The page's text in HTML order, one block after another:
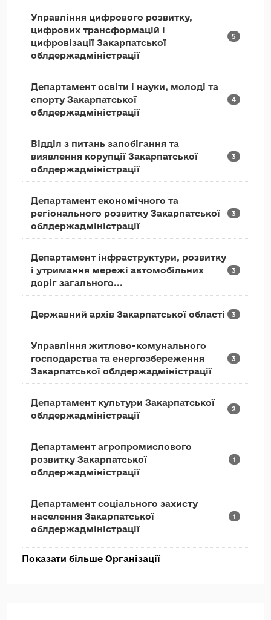
Управління цифрового розвитку,
цифрових трансформацій і
цифровізації Закарпатської
облдержадміністрації
5
Департамент освіти і науки, молоді та
спорту Закарпатської
облдержадміністрації
4
Відділ з питань запобігання та
виявлення корупції Закарпатської
облдержадміністрації
3
Департамент економічного та
регіонального розвитку Закарпатської
облдержадміністрації
3
Департамент інфраструктури, розвитку
і утримання мережі автомобільних
доріг загального...
3
Державний архів Закарпатської області 3
Управління житлово-комунального
господарства та енергозбереження
Закарпатської облдержадміністрації
3
Департамент культури Закарпатської
облдержадміністрації
2
Департамент агропромислового
розвитку Закарпатської
облдержадміністрації
1
Департамент соціального захисту
населення Закарпатської
облдержадміністрації
1
Показати більше Організації